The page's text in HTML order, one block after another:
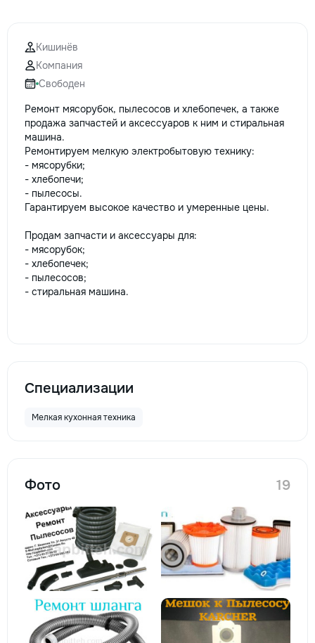
Кишинёв
Компания
Свободен
Ремонт мясорубок, пылесосов и хлебопечек, а также
продажа запчастей и аксессуаров к ним и стиральная
машина.
Ремонтируем мелкую электробытовую технику:
- мясорубки;
- хлебопечи;
- пылесосы.
Гарантируем высокое качество и умеренные цены.
Продам запчасти и аксессуары для:
- мясорубок;
- хлебопечек;
- пылесосов;
- стиральная машина.
Специализации
Мелкая кухонная техника
Фото 19